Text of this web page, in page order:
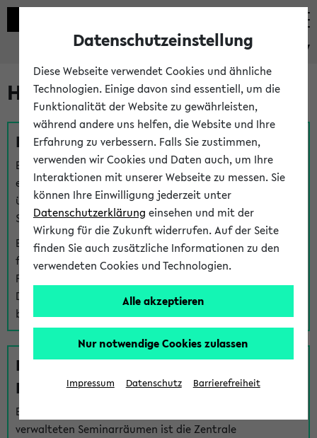
eKVV
Hilfe & Kontakt
Fragen zu einzelnen Veranstaltungen
Bei inhaltlichen und organisatorischen Fragen zu
einzelnen Veranstaltungen finden Sie Ansprechpersonen
über denFragen-Link bei jeder Veranstaltung. Der BIS
Support kann hier meist keine direkte Hilfe leisten.
Bei Veranstaltungen mit eKVV Teilnahmemanagement
finden Sie eine Auskunft über die Personen, die Ihre
Platzzuteilung im eKVV eingetragen haben, auf der
Detailseite zum Teilnahmemanagement der
betreffenden Veranstaltung.
Fragen zu im eKVV verwalteten
Räumen
Bei Fragen zur Vergabe von Hörsälen und vom eKVV
verwalteten Seminarräumen ist die Zentrale
Datenschutzeinstellung
Diese Webseite verwendet Cookies und ähnliche
Technologien. Einige davon sind essentiell, um die
Funktionalität der Website zu gewährleisten,
während andere uns helfen, die Website und Ihre
Erfahrung zu verbessern. Falls Sie zustimmen,
verwenden wir Cookies und Daten auch, um Ihre
Interaktionen mit unserer Webseite zu messen. Sie
können Ihre Einwilligung jederzeit unter
Datenschutzerklärung einsehen und mit der
Wirkung für die Zukunft widerrufen. Auf der Seite
finden Sie auch zusätzliche Informationen zu den
verwendeten Cookies und Technologien.
Alle akzeptieren
Nur notwendige Cookies zulassen
Impressum Datenschutz Barrierefreiheit